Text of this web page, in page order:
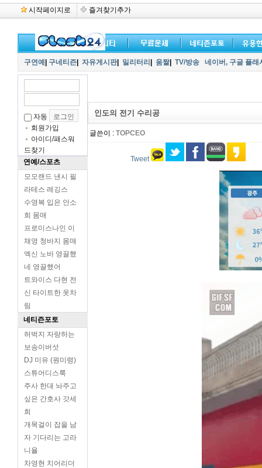
시작페이지로 즐겨찾기추가
구연예 구네티즌 자유게시판| 밀리터리 움짤| TV/방송 네이버, 구글 플
자동
회원가입
아이디/패스워
드찾기
연예/스포츠
모모랜드 낸시 필
라테스 레깅스
수영복 입은 안소
희 몸매
프로미스나인 이
채영 청바지 몸매
엑신 노바 영끌했
네 영끌했어
트와이스 다현 전
신 타이트한 옷차
림
네티즌포토
허벅지 자랑하는
보송이버섯
DJ 미유 (원미령)
스튜어디스룩
주사 한대 놔주고
싶은 간호사 갓세
희
개목걸이 잡을 남
자 기다리는 고라
니율
차영현 치어리더
인도의 전기 수리공
글쓴이 : TOPCEO
Tweet